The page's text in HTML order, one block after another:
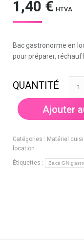
1,40 € HTVA
Bac gastronorme en
pour préparer,
Ajouter
Catégories : Matériel
location
Étiquettes : Bacs GN